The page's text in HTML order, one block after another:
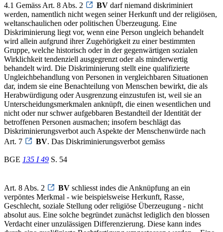
4.1 Gemäss Art. 8 Abs. 2 BV darf niemand diskriminiert
werden, namentlich nicht wegen seiner Herkunft und der religiösen,
weltanschaulichen oder politischen Überzeugung. Eine
Diskriminierung liegt vor, wenn eine Person ungleich behandelt
wird allein aufgrund ihrer Zugehörigkeit zu einer bestimmten
Gruppe, welche historisch oder in der gegenwärtigen sozialen
Wirklichkeit tendenziell ausgegrenzt oder als minderwertig
behandelt wird. Die Diskriminierung stellt eine qualifizierte
Ungleichbehandlung von Personen in vergleichbaren Situationen
dar, indem sie eine Benachteilung von Menschen bewirkt, die als
Herabwürdigung oder Ausgrenzung einzustufen ist, weil sie an
Unterscheidungsmerkmalen anknüpft, die einen wesentlichen und
nicht oder nur schwer aufgebbaren Bestandteil der Identität der
betroffenen Personen ausmachen; insofern beschlägt das
Diskriminierungsverbot auch Aspekte der Menschenwürde nach
Art. 7
BV. Das Diskriminierungsverbot gemäss
BGE 135 I 49 S. 54
Art. 8 Abs. 2 BV schliesst indes die Anknüpfung an ein
verpöntes Merkmal - wie beispielsweise Herkunft, Rasse,
Geschlecht, soziale Stellung oder religiöse Überzeugung - nicht
absolut aus. Eine solche begründet zunächst lediglich den blossen
Verdacht einer unzulässigen Differenzierung. Diese kann indes